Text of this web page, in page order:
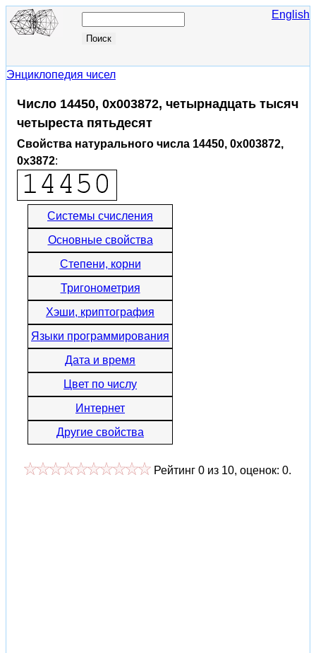
English
Энциклопедия чисел
Число 14450, 0x003872, четырнадцать тысяч
четыреста пятьдесят
Свойства натурального числа 14450, 0x003872,
0x3872:
Системы счисления
Основные свойства
Степени, корни
Тригонометрия
Хэши, криптография
Языки программирования
Дата и время
Цвет по числу
Интернет
Другие свойства
Рейтинг 0 из 10, оценок: 0.